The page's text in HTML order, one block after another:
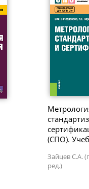
(СПО).
Зайцев С.А.
ред.)